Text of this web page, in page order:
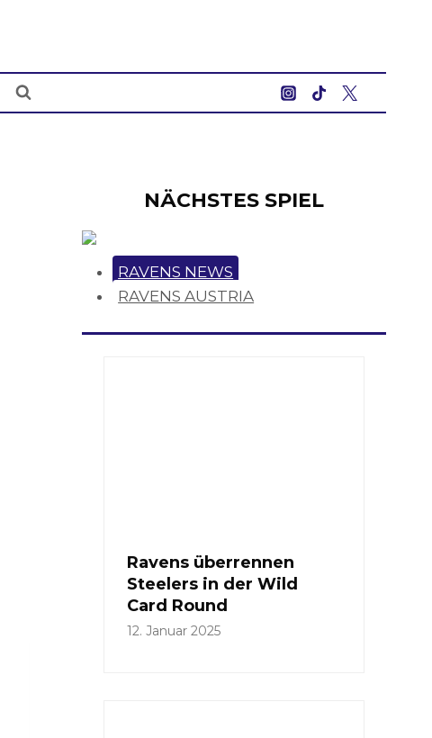
NÄCHSTES SPIEL
RAVENS NEWS
RAVENS AUSTRIA
Ravens überrennen
Steelers in der Wild
Card Round
12. Januar 2025